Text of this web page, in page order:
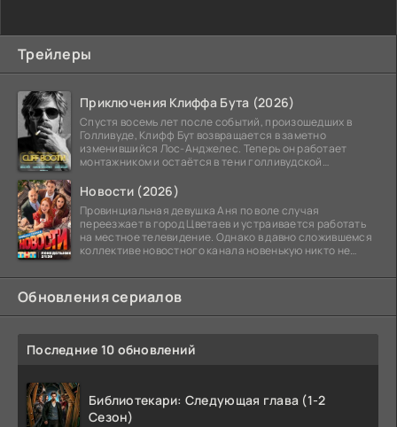
Трейлеры
Приключения Клиффа Бута (2026)
Спустя восемь лет после событий, произошедших в
Голливуде, Клифф Бут возвращается в заметно
изменившийся Лос-Анджелес. Теперь он работает
монтажником и остаётся в тени голливудской
Новости (2026)
Провинциальная девушка Аня по воле случая
переезжает в город Цветаев и устраивается работать
на местное телевидение. Однако в давно сложившемся
коллективе новостного канала новенькую никто не
Обновления сериалов
Последние 10 обновлений
Библиотекари: Следующая глава (1-2
Сезон)